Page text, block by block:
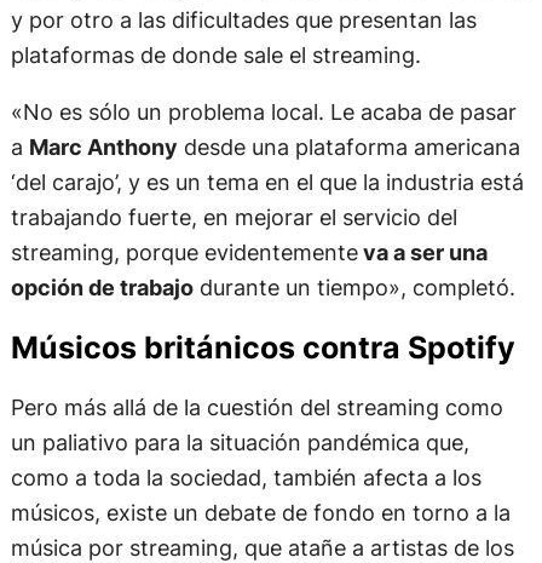
y por otro a las dificultades que presentan las
plataformas de donde sale el streaming.
«No es sólo un problema local. Le acaba de pasar
a Marc Anthony desde una plataforma americana
‘del carajo’, y es un tema en el que la industria está
trabajando fuerte, en mejorar el servicio del
streaming, porque evidentementeva a ser una
opción de trabajodurante un tiempo», completó.
Músicos británicos contra Spotify
Pero más allá de la cuestión del streaming como
un paliativo para la situación pandémica que,
como a toda la sociedad, también afecta a los
músicos, existe un debate de fondo en torno a la
música por streaming, que atañe a artistas de los